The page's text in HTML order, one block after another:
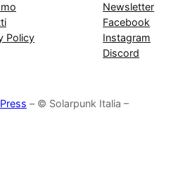
Policy
Newsletter
Facebook
Instagram
Discord
– © Solarpunk Italia –